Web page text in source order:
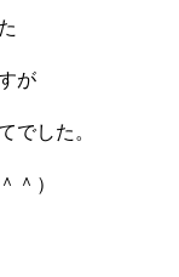
が
でした。
＾）